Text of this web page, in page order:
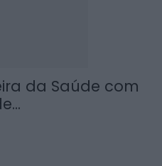
da Saúde com